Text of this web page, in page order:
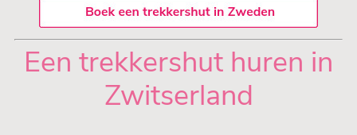
Een trekkershut huren in
Zwitserland